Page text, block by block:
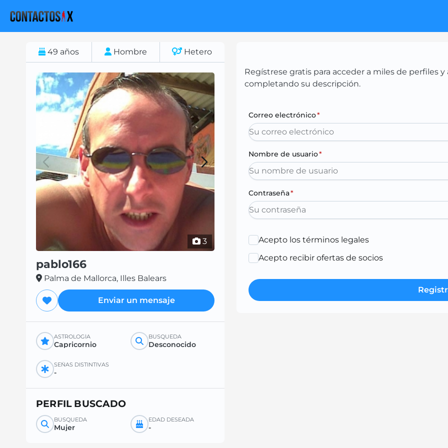
49 años Hombre Hetero
3
pablo166
Palma de Mallorca, Illes Balears
Enviar un mensaje
ASTROLOGÍA
Capricornio
BÚSQUEDA
Desconocido
SEÑAS DISTINTIVAS
-
PERFIL BUSCADO
BÚSQUEDA
Mujer
EDAD DESEADA
-
Regístrese gratis para acceder a miles de perfiles
completando su descripción.
Correo electrónico*
Nombre de usuario*
Contraseña*
Acepto los términos legales
Acepto recibir ofertas de socios